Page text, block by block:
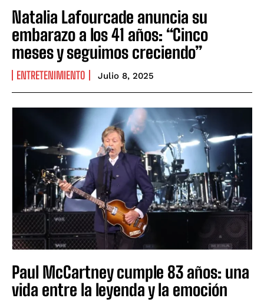
Natalia Lafourcade anuncia su
embarazo a los 41 años: “Cinco
meses y seguimos creciendo”
ENTRETENIMIENTO Julio 8, 2025
Paul McCartney cumple 83 años: una
vida entre la leyenda y la emoción